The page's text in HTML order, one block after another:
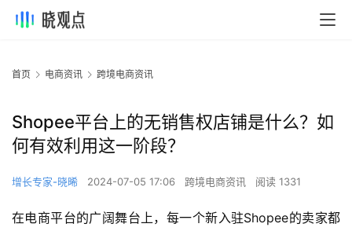
首页 电商资讯 跨境电商资讯
Shopee平台上的无销售权店铺是什么？如
何有效利用这一阶段？
增长专家-晓晞 2024-07-05 17:06 跨境电商资讯 阅读 1331
在电商平台的广阔舞台上，每一个新入驻Shopee的卖家都